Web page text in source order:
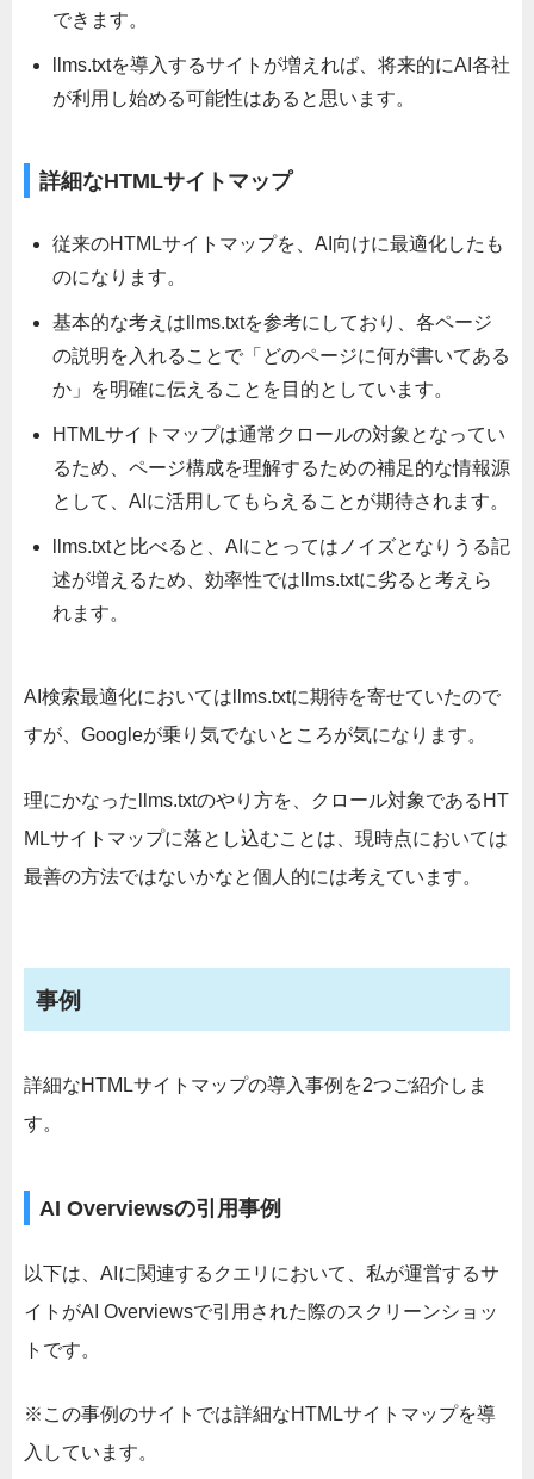
できます。
llms.txtを導入するサイトが増えれば、将来的にAI各社
が利用し始める可能性はあると思います。
詳細なHTMLサイトマップ
従来のHTMLサイトマップを、AI向けに最適化したも
のになります。
基本的な考えはllms.txtを参考にしており、各ページ
の説明を入れることで「どのページに何が書いてある
か」を明確に伝えることを目的としています。
HTMLサイトマップは通常クロールの対象となってい
るため、ページ構成を理解するための補足的な情報源
として、AIに活用してもらえることが期待されます。
llms.txtと比べると、AIにとってはノイズとなりうる記
述が増えるため、効率性ではllms.txtに劣ると考えら
れます。
AI検索最適化においてはllms.txtに期待を寄せていたので
すが、Googleが乗り気でないところが気になります。
理にかなったllms.txtのやり方を、クロール対象であるHT
MLサイトマップに落とし込むことは、現時点においては
最善の方法ではないかなと個人的には考えています。
事例
詳細なHTMLサイトマップの導入事例を2つご紹介しま
す。
AI Overviewsの引用事例
以下は、AIに関連するクエリにおいて、私が運営するサ
イトがAI Overviewsで引用された際のスクリーンショッ
トです。
※この事例のサイトでは詳細なHTMLサイトマップを導
入しています。